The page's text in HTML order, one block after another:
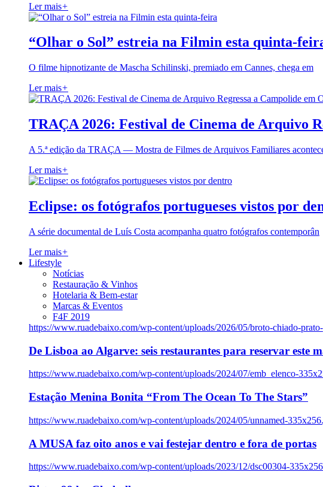
Ler mais+
“Olhar o Sol” estreia na Filmin esta quinta-
O filme hipnotizante de Mascha Schilinski, premiado em Cannes, chega em
Ler mais+
TRAÇA 2026: Festival de Cinema de Arquivo
A 5.ª edição da TRAÇA — Mostra de Filmes de Arquivos Familiares
Ler mais+
Eclipse: os fotógrafos portugueses vistos por
A série documental de Luís Costa acompanha quatro fotógrafos contemporân
Ler mais+
Lifestyle
Notícias
Restauração & Vinhos
Hotelaria & Bem-estar
Marcas & Eventos
F4F 2019
https://www.ruadebaixo.com/wp-content/uploads/2026/05/broto-chiado-
De Lisboa ao Algarve: seis restaurantes para reservar este
https://www.ruadebaixo.com/wp-content/uploads/2024/07/emb_elenco-
Estação Menina Bonita “From The Ocean To The Stars”
https://www.ruadebaixo.com/wp-content/uploads/2024/05/unnamed-
A MUSA faz oito anos e vai festejar dentro e fora de portas
https://www.ruadebaixo.com/wp-content/uploads/2023/12/dsc00304-